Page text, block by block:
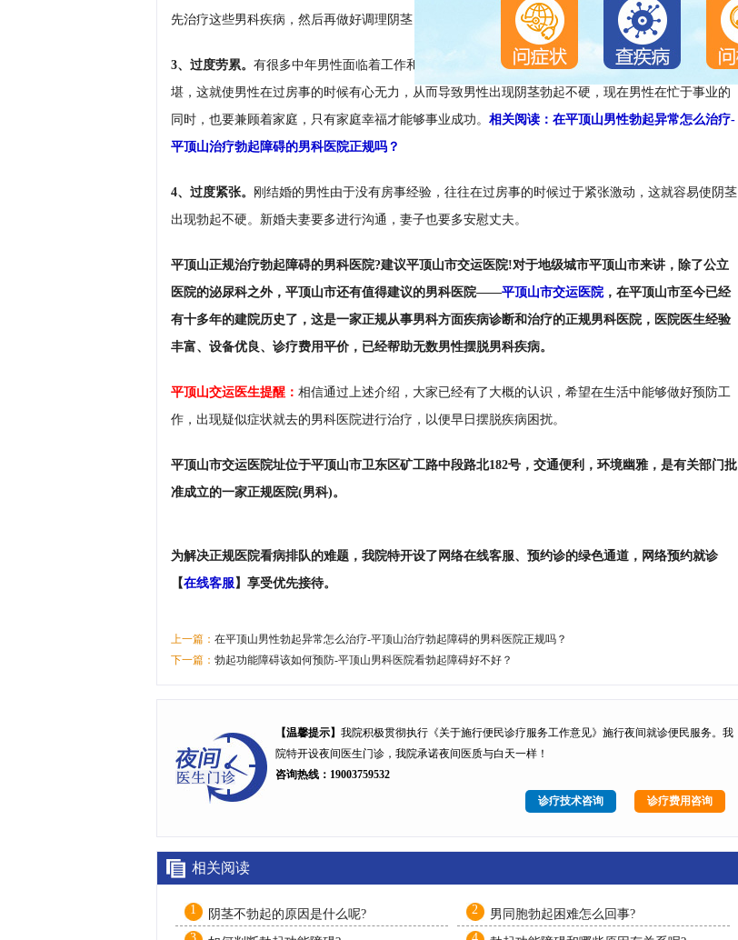
先治疗这些男科疾病，然后再做好调理阴茎，勃起不硬的情况就会消失。
3、过度劳累。 有很多中年男性面临着工作和生活上的双重压力，整天忙于工作，熬夜加班，疲惫不
堪，这就使男性在过房事的时候有心无力，从而导致男性出现阴茎勃起不硬，现在男性在忙于事业的
同时，也要兼顾着家庭，只有家庭幸福才能够事业成功。 相关阅读：在平顶山男性勃起异常怎么治疗-
平顶山治疗勃起障碍的男科医院正规吗？
4、过度紧张。
刚结婚的男性由于没有房事经验，往往在过房事的时候过于紧张激动，这就容易使阴茎
出现勃起不硬。新婚夫妻要多进行沟通，妻子也要多安慰丈夫。
平顶山正规治疗勃起障碍的男科医院?建议平顶山市交运医院!对于地级城市平顶山市来讲，除了公立
医院的泌尿科之外，平顶山市还有值得建议的男科医院——平顶山市交运医院，在平顶山市至今已经
有十多年的建院历史了，这是一家正规从事男科方面疾病诊断和治疗的正规男科医院，医院医生经验
丰富、设备优良、诊疗费用平价，已经帮助无数男性摆脱男科疾病。
平顶山交运医生提醒： 相信通过上述介绍，大家已经有了大概的认识，希望在生活中能够做好预防工
作，出现疑似症状就去的男科医院进行治疗，以便早日摆脱疾病困扰。
平顶山市交运医院址位于平顶山市卫东区矿工路中段路北182号，交通便利，环境幽雅，是有关部门批
准成立的一家正规医院(男科)。
为解决正规医院看病排队的难题，我院特开设了网络在线客服、预约诊的绿色通道，网络预约就诊
【在线客服】享受优先接待。
上一篇： 在平顶山男性勃起异常怎么治疗-平顶山治疗勃起障碍的男科医院正规吗？
下一篇： 勃起功能障碍该如何预防-平顶山男科医院看勃起障碍好不好？
【温馨提示】 我院积极贯彻执行 《关于施行便民诊疗服务工作意见》 施行夜间就诊便民服务。我
院特开设夜间医生门诊 ，我院承诺夜间医质与白天一样！
咨询热线：19003759532
诊疗费用咨询
诊疗技术咨询
相关阅读
1 阴茎不勃起的原因是什么呢? 2
男同胞勃起困难怎么回事?